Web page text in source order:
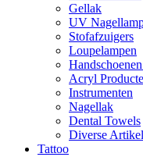
Gellak
UV
Stofafzuigers
Loupelampen
Acryl
Instrumenten
Nagellak
Dental Towels
Diverse
Tattoo